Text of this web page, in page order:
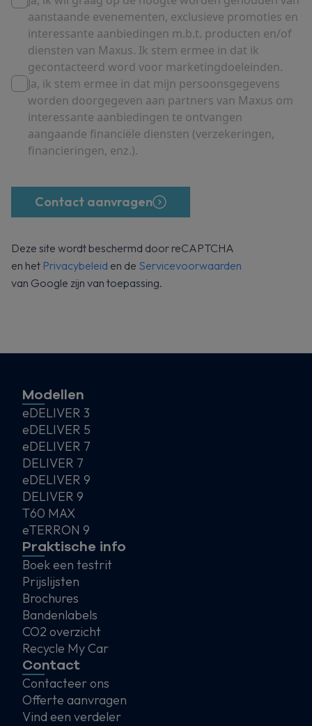
aanstaande evenementen, exclusieve promoties en
interessante aanbiedingen m.b.t. producten en/of
diensten van Maxus. Ik stem ermee in dat ik
gecontacteerd word voor marketingdoeleinden.
Ja, ik stem ermee in dat mijn persoonsgegevens
worden doorgegeven aan partners van Maxus om
interessante aanbiedingen te ontvangen
aangaande financiële diensten (verzekeringen,
financieringen, enz.).
Contact aanvragen
Deze site wordt beschermd door reCAPTCHA
en het Privacybeleid en de Servicevoorwaarden
van Google zijn van toepassing.
Modellen
eDELIVER 3
eDELIVER 5
eDELIVER 7
DELIVER 7
eDELIVER 9
DELIVER 9
T60 MAX
eTERRON 9
Praktische info
Boek een testrit
Prijslijsten
Brochures
Bandenlabels
CO2 overzicht
Recycle My Car
Contact
Contacteer ons
Offerte aanvragen
Vind een verdeler